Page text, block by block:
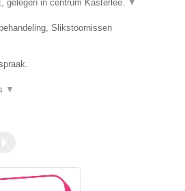
gelegen in centrum Kasterlee. ▼
Slikstoornissen
▼